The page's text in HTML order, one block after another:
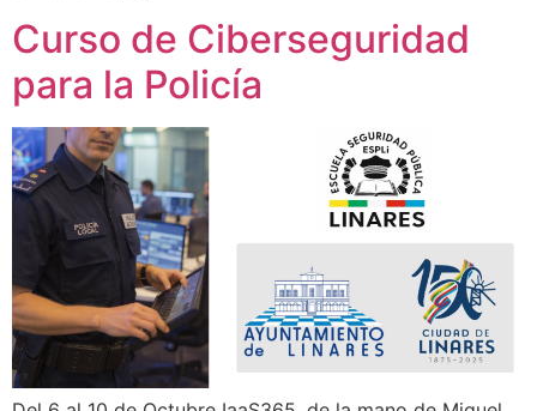
Curso de Ciberseguridad
para la Policía